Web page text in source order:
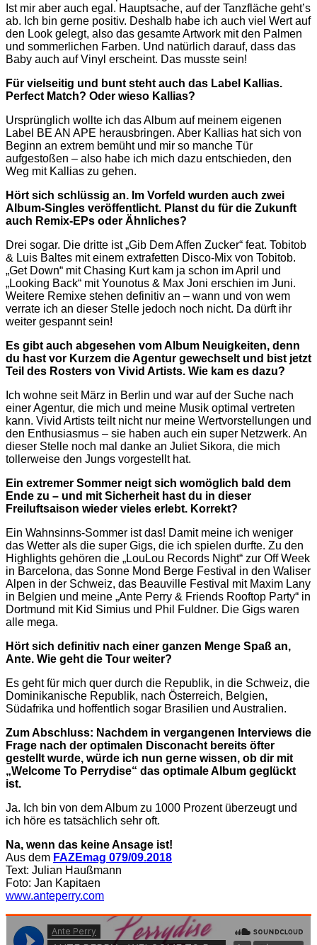
Ist mir aber auch egal. Hauptsache, auf der Tanzfläche geht’s
ab. Ich bin gerne positiv. Deshalb habe ich auch viel Wert auf
den Look gelegt, also das gesamte Artwork mit den Palmen
und sommerlichen Farben. Und natürlich darauf, dass das
Baby auch auf Vinyl erscheint. Das musste sein!
Für vielseitig und bunt steht auch das Label Kallias.
Perfect Match? Oder wieso Kallias?
Ursprünglich wollte ich das Album auf meinem eigenen
Label BE AN APE herausbringen. Aber Kallias hat sich von
Beginn an extrem bemüht und mir so manche Tür
aufgestoßen – also habe ich mich dazu entschieden, den
Weg mit Kallias zu gehen.
Hört sich schlüssig an. Im Vorfeld wurden auch zwei
Album-Singles veröffentlicht. Planst du für die Zukunft
auch Remix-EPs oder Ähnliches?
Drei sogar. Die dritte ist „Gib Dem Affen Zucker“ feat. Tobitob
& Luis Baltes mit einem extrafetten Disco-Mix von Tobitob.
„Get Down“ mit Chasing Kurt kam ja schon im April und
„Looking Back“ mit Younotus & Max Joni erschien im Juni.
Weitere Remixe stehen definitiv an – wann und von wem
verrate ich an dieser Stelle jedoch noch nicht. Da dürft ihr
weiter gespannt sein!
Es gibt auch abgesehen vom Album Neuigkeiten, denn
du hast vor Kurzem die Agentur gewechselt und bist jetzt
Teil des Rosters von Vivid Artists. Wie kam es dazu?
Ich wohne seit März in Berlin und war auf der Suche nach
einer Agentur, die mich und meine Musik optimal vertreten
kann. Vivid Artists teilt nicht nur meine Wertvorstellungen und
den Enthusiasmus – sie haben auch ein super Netzwerk. An
dieser Stelle noch mal danke an Juliet Sikora, die mich
tollerweise den Jungs vorgestellt hat.
Ein extremer Sommer neigt sich womöglich bald dem
Ende zu – und mit Sicherheit hast du in dieser
Freiluftsaison wieder vieles erlebt. Korrekt?
Ein Wahnsinns-Sommer ist das! Damit meine ich weniger
das Wetter als die super Gigs, die ich spielen durfte. Zu den
Highlights gehören die „LouLou Records Night“ zur Off Week
in Barcelona, das Sonne Mond Berge Festival in den Waliser
Alpen in der Schweiz, das Beauville Festival mit Maxim Lany
in Belgien und meine „Ante Perry & Friends Rooftop Party“ in
Dortmund mit Kid Simius und Phil Fuldner. Die Gigs waren
alle mega.
Hört sich definitiv nach einer ganzen Menge Spaß an,
Ante. Wie geht die Tour weiter?
Es geht für mich quer durch die Republik, in die Schweiz, die
Dominikanische Republik, nach Österreich, Belgien,
Südafrika und hoffentlich sogar Brasilien und Australien.
Zum Abschluss: Nachdem in vergangenen Interviews die
Frage nach der optimalen Disconacht bereits öfter
gestellt wurde, würde ich nun gerne wissen, ob dir mit
„Welcome To Perrydise“ das optimale Album geglückt
ist.
Ja. Ich bin von dem Album zu 1000 Prozent überzeugt und
ich höre es tatsächlich sehr oft.
Na, wenn das keine Ansage ist!
Aus dem FAZEmag 079/09.2018
Text: Julian Haußmann
Foto: Jan Kapitaen
www.anteperry.com